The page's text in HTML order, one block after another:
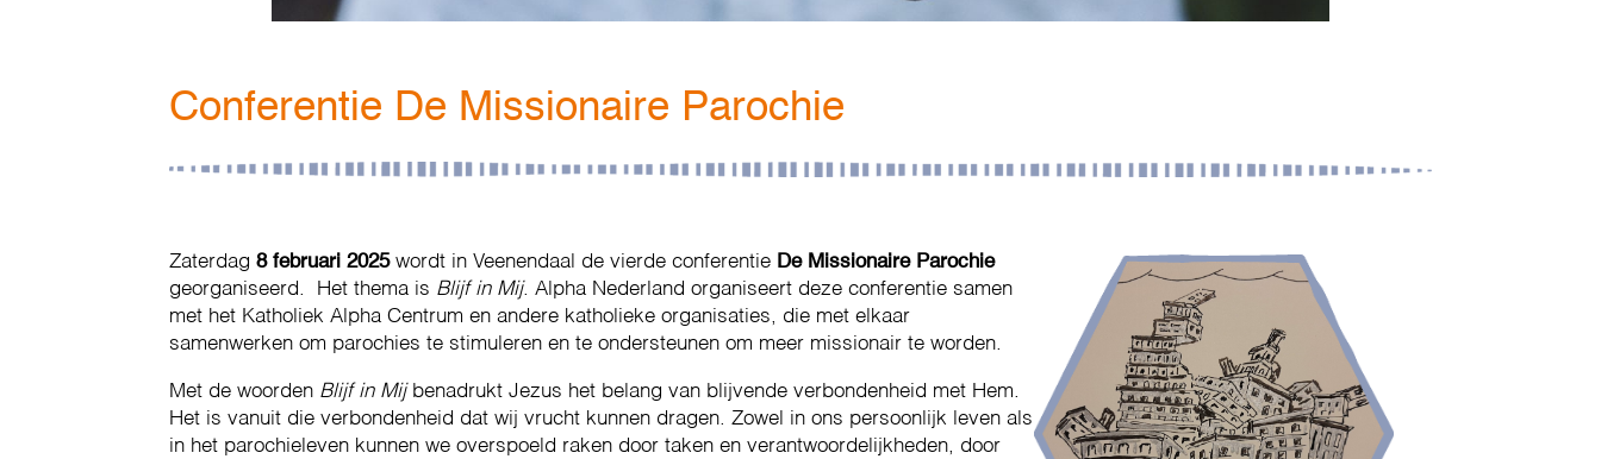
Conferentie De Missionaire Parochie
Zaterdag 8 februari 2025wordt in Veenendaal de vierde conferentie De Missionaire Parochie
georganiseerd. Het thema is Blijf in Mij. Alpha Nederland organiseert deze conferentie samen
met het Katholiek Alpha Centrum en andere katholieke organisaties, die met elkaar
samenwerken om parochies te stimuleren en te ondersteunen om meer missionair te worden.
Met de woorden Blijf in Mijbenadrukt Jezus het belang van blijvende verbondenheid met Hem.
Het is vanuit die verbondenheid dat wij vrucht kunnen dragen. Zowel in ons persoonlijk leven als
in het parochieleven kunnen we overspoeld raken door taken en verantwoordelijkheden, door